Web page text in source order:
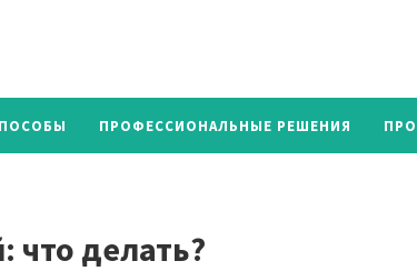
ПРОФЕССИОНАЛЬНЫЕ РЕШЕНИЯ
что делать?